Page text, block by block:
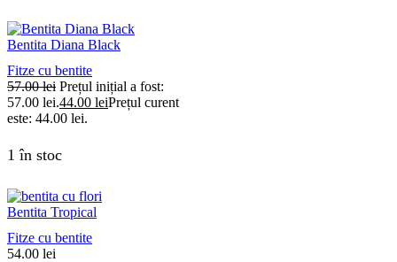
Bentita Diana Black
Fitze cu bentite
57.00lei Prețul inițial a fost:
57.00 lei.44.00 leiPrețul curent
este: 44.00 lei.
1 în stoc
Bentita Tropical
Fitze cu bentite
54.00 lei